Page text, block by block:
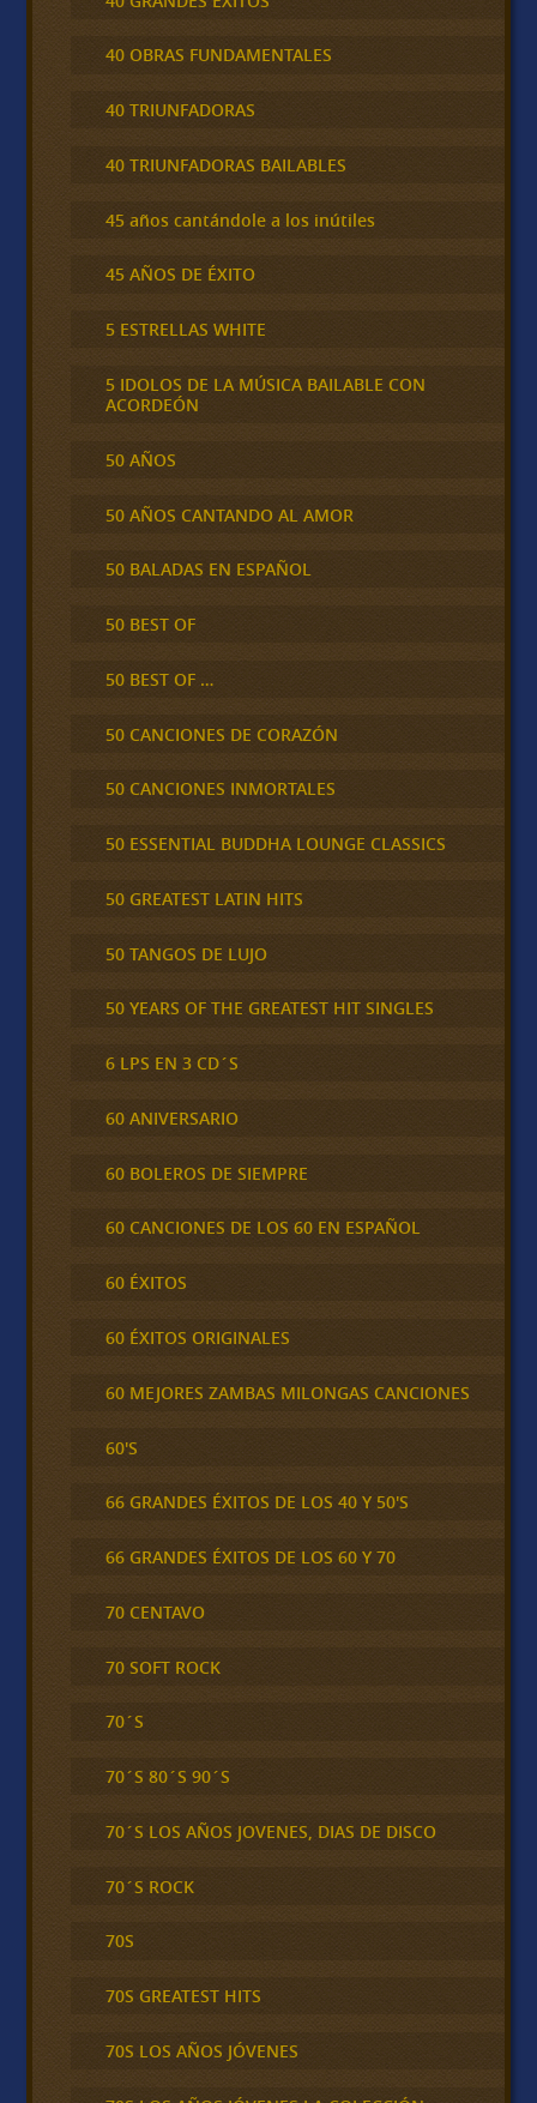
40 OBRAS FUNDAMENTALES
40 TRIUNFADORAS
40 TRIUNFADORAS BAILABLES
45 años cantándole a los inútiles
45 AÑOS DE ÉXITO
5 ESTRELLAS WHITE
5 IDOLOS DE LA MÚSICA BAILABLE CON
ACORDEÓN
50 AÑOS
50 AÑOS CANTANDO AL AMOR
50 BALADAS EN ESPAÑOL
50 BEST OF
50 BEST OF …
50 CANCIONES DE CORAZÓN
50 CANCIONES INMORTALES
50 ESSENTIAL BUDDHA LOUNGE CLASSICS
50 GREATEST LATIN HITS
50 TANGOS DE LUJO
50 YEARS OF THE GREATEST HIT SINGLES
6 LPS EN 3 CD´S
60 ANIVERSARIO
60 BOLEROS DE SIEMPRE
60 CANCIONES DE LOS 60 EN ESPAÑOL
60 ÉXITOS
60 ÉXITOS ORIGINALES
60 MEJORES ZAMBAS MILONGAS CANCIONES
60'S
66 GRANDES ÉXITOS DE LOS 40 Y 50'S
66 GRANDES ÉXITOS DE LOS 60 Y 70
70 CENTAVO
70 SOFT ROCK
70´S
70´S 80´S 90´S
70´S LOS AÑOS JOVENES, DIAS DE DISCO
70´S ROCK
70S
70S GREATEST HITS
70S LOS AÑOS JÓVENES